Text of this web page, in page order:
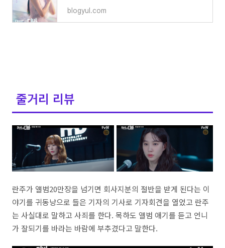
blogyul.com
줄거리 리뷰
란주가 앨범20만장을 넘기면 회사지분의 절반을 받게 된다는 이
야기를 귀동냥으로 들은 기자의 기사로 기자회견을 열었고 란주
는 사실대로 말하고 사죄를 한다. 목하도 앨범 애기를 듣고 언니
가 잘되기를 바라는 바람에 부추겼다고 말한다.